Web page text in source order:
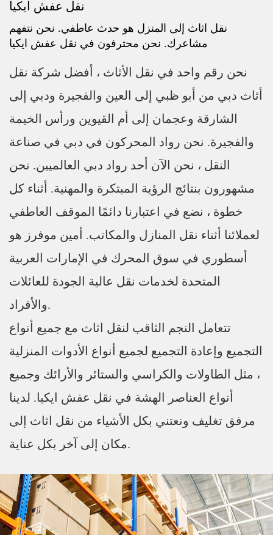
نقل عفش ايكيا
نقل اثاث إلى المنزل هو حدث عاطفي. نحن نتفهم
مشاعرك. نحن محترفون في نقل عفش ايكيا
نحن رقم واحد في نقل الأثاث ، أفضل شركة نقل
أثاث دبي من أبو ظبي إلى العين والفجيرة ودبي إلى
الشارقة وعجمان إلى أم القيوين ورأس الخيمة
والفجيرة. نحن رواد المحركون في دبي في صناعة
النقل ، نحن الآن أحد رواد دبي العالميين. نحن
مشهورون بنتائج الرؤية المبتكرة والمهنية. أثناء كل
خطوة ، نضع في اعتبارنا دائمًا الموقف العاطفي
لعملائنا أثناء نقل المنازل والمكاتب. أمين موفرز هو
أسطوري في سوق المحرك في الإمارات العربية
المتحدة لخدمات نقل عالية الجودة للعائلات
والأفراد.
تتعامل النجم الثاقب لنقل اثاث مع جميع أنواع
التجميع وإعادة التجميع لجميع أنواع الأدوات المنزلية
، مثل الطاولات والكراسي والستائر والأرائك وجميع
أنواع العناصر الهشة في نقل عفش ايكيا. لدينا
مرفق تغليف ونعتني بكل الأشياء من نقل اثاث إلى
مكان إلى آخر بكل عناية.